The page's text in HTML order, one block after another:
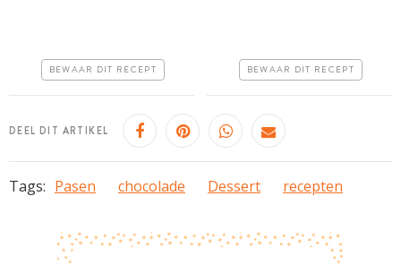
Erg makkelijk
BEWAAR DIT RECEPT Erg makkelijk
BEWAAR DIT RECEPT
DEEL DIT ARTIKEL
Tags: Pasen chocolade Dessert recepten